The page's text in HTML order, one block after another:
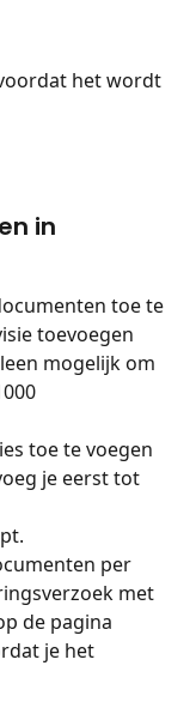
het wordt
in
toe te
toevoegen
mogelijk om
toe te voegen
je eerst tot
per
met
de pagina
je het